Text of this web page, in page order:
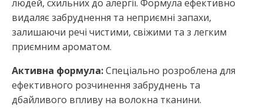
людей, схильних до алергії. Формула ефективно
видаляє забруднення та неприємні запахи,
залишаючи речі чистими, свіжими та з легким
приємним ароматом.
Активна формула:Спеціально розроблена для
ефективного розчинення забруднень та
дбайливого впливу на волокна тканини.